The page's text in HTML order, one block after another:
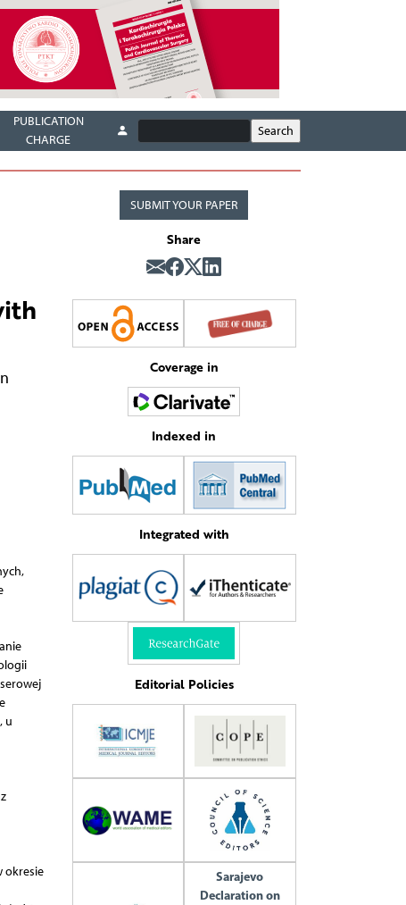
PUBLICATION
CHARGE
u
okresie
SUBMIT YOUR PAPER
Share
Coverage in
Indexed in
Integrated with
Editorial Policies
Sarajevo
Declaration on